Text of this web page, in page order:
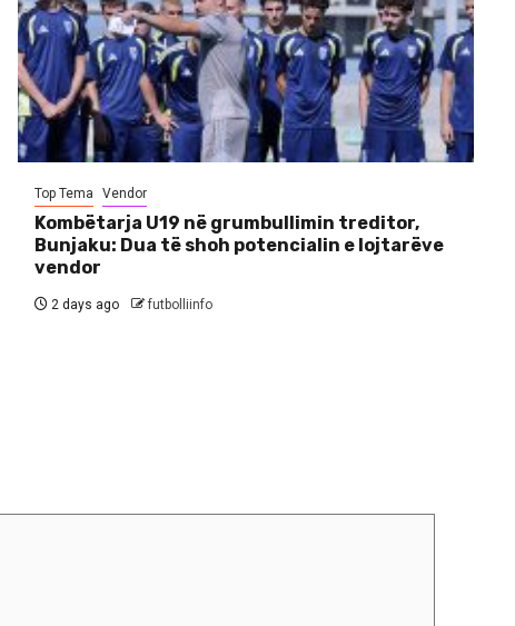
Top Tema Vendor
Kombëtarja U19 në grumbullimin treditor,
Bunjaku: Dua të shoh potencialin e lojtarëve
vendor
2 days ago futbolliinfo